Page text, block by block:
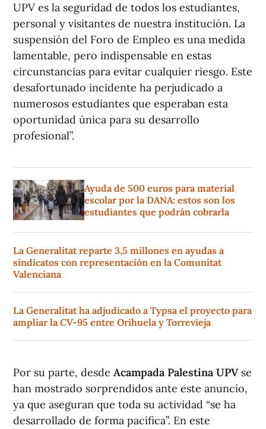
UPV es la seguridad de todos los estudiantes,
personal y visitantes de nuestra institución. La
suspensión del Foro de Empleo es una medida
lamentable, pero indispensable en estas
circunstancias para evitar cualquier riesgo. Este
desafortunado incidente ha perjudicado a
numerosos estudiantes que esperaban esta
oportunidad única para su desarrollo
profesional”.
Ayuda de 500 euros para material
escolar por la DANA: estos son los
estudiantes que podrán cobrarla
La Generalitat reparte 3,5 millones en ayudas a
sindicatos con representación en la Comunitat
Valenciana
La Generalitat ha adjudicado a Typsa el proyecto para
ampliar la CV-95 entre Orihuela y Torrevieja
Por su parte, desde Acampada Palestina UPVse
han mostrado sorprendidos ante este anuncio,
ya que aseguran que toda su actividad “se ha
desarrollado de forma pacífica”. En este